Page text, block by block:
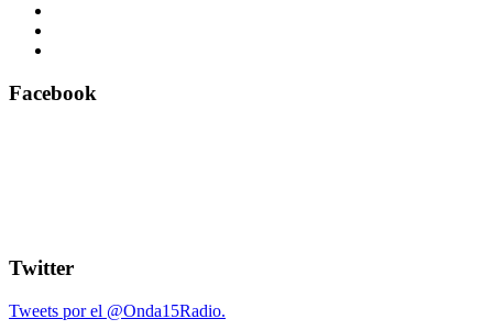
Facebook
Twitter
Tweets por el @Onda15Radio.